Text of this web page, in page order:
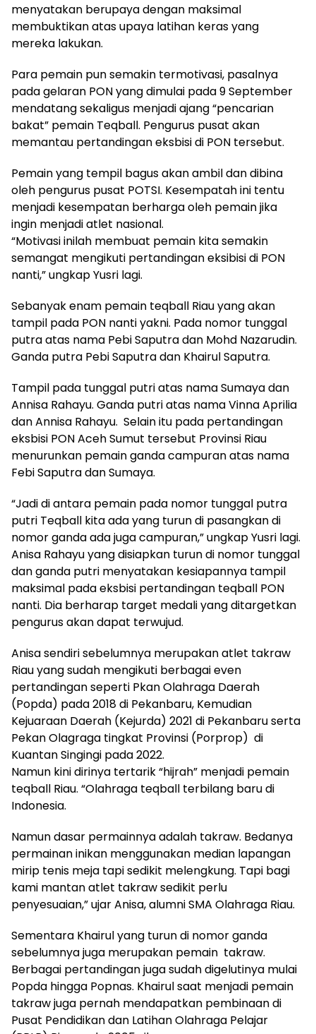
menyatakan berupaya dengan maksimal
membuktikan atas upaya latihan keras yang
mereka lakukan.
Para pemain pun semakin termotivasi, pasalnya
pada gelaran PON yang dimulai pada 9 September
mendatang sekaligus menjadi ajang “pencarian
bakat” pemain Teqball. Pengurus pusat akan
memantau pertandingan eksbisi di PON tersebut.
Pemain yang tempil bagus akan ambil dan dibina
oleh pengurus pusat POTSI. Kesempatah ini tentu
menjadi kesempatan berharga oleh pemain jika
ingin menjadi atlet nasional.
“Motivasi inilah membuat pemain kita semakin
semangat mengikuti pertandingan eksibisi di PON
nanti,” ungkap Yusri lagi.
Sebanyak enam pemain teqball Riau yang akan
tampil pada PON nanti yakni. Pada nomor tunggal
putra atas nama Pebi Saputra dan Mohd Nazarudin.
Ganda putra Pebi Saputra dan Khairul Saputra.
Tampil pada tunggal putri atas nama Sumaya dan
Annisa Rahayu. Ganda putri atas nama Vinna Aprilia
dan Annisa Rahayu. Selain itu pada pertandingan
eksbisi PON Aceh Sumut tersebut Provinsi Riau
menurunkan pemain ganda campuran atas nama
Febi Saputra dan Sumaya.
“Jadi di antara pemain pada nomor tunggal putra
putri Teqball kita ada yang turun di pasangkan di
nomor ganda ada juga campuran,” ungkap Yusri lagi.
Anisa Rahayu yang disiapkan turun di nomor tunggal
dan ganda putri menyatakan kesiapannya tampil
maksimal pada eksbisi pertandingan teqball PON
nanti. Dia berharap target medali yang ditargetkan
pengurus akan dapat terwujud.
Anisa sendiri sebelumnya merupakan atlet takraw
Riau yang sudah mengikuti berbagai even
pertandingan seperti Pkan Olahraga Daerah
(Popda) pada 2018 di Pekanbaru, Kemudian
Kejuaraan Daerah (Kejurda) 2021 di Pekanbaru serta
Pekan Olagraga tingkat Provinsi (Porprop) di
Kuantan Singingi pada 2022.
Namun kini dirinya tertarik “hijrah” menjadi pemain
teqball Riau. “Olahraga teqball terbilang baru di
Indonesia.
Namun dasar permainnya adalah takraw. Bedanya
permainan inikan menggunakan median lapangan
mirip tenis meja tapi sedikit melengkung. Tapi bagi
kami mantan atlet takraw sedikit perlu
penyesuaian,” ujar Anisa, alumni SMA Olahraga Riau.
Sementara Khairul yang turun di nomor ganda
sebelumnya juga merupakan pemain takraw.
Berbagai pertandingan juga sudah digelutinya mulai
Popda hingga Popnas. Khairul saat menjadi pemain
takraw juga pernah mendapatkan pembinaan di
Pusat Pendidikan dan Latihan Olahraga Pelajar